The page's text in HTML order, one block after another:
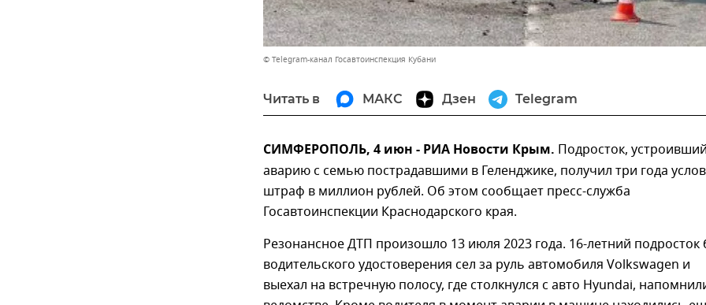
© Telegram-канал Госавтоинспекция Кубани
Читать в МАКС Дзен Telegram
СИМФЕРОПОЛЬ, 4 июн - РИА Новости Крым. Подросток, устроивший
аварию с семью пострадавшими в Геленджике, получил три года
штраф в миллион рублей. Об этом сообщает пресс-служба
Госавтоинспекции Краснодарского края.
Резонансное ДТП произошло 13 июля 2023 года. 16-летний подросток
водительского удостоверения сел за руль автомобиля Volkswagen и
выехал на встречную полосу, где столкнулся с авто Hyundai,